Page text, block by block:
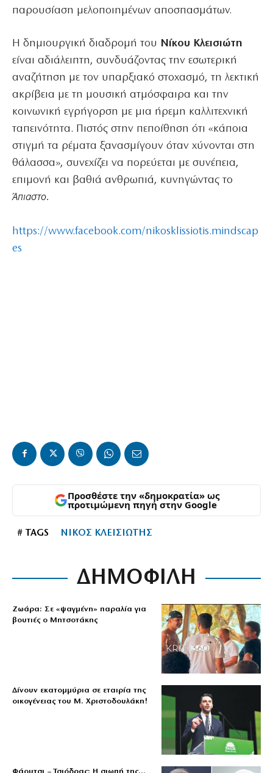
παρουσίαση μελοποιημένων αποσπασμάτων.
Η δημιουργική διαδρομή του Νίκου Κλεισιώτη
είναι αδιάλειπτη, συνδυάζοντας την εσωτερική
αναζήτηση με τον υπαρξιακό στοχασμό, τη λεκτική
ακρίβεια με τη μουσική ατμόσφαιρα και την
κοινωνική εγρήγορση με μια ήρεμη καλλιτεχνική
ταπεινότητα. Πιστός στην πεποίθηση ότι «κάποια
στιγμή τα ρέματα ξανασμίγουν όταν χύνονται στη
θάλασσα», συνεχίζει να πορεύεται με συνέπεια,
επιμονή και βαθιά ανθρωπιά, κυνηγώντας το
Άπιαστο.
https://www.facebook.com/nikosklissiotis.mindscap
es
Προσθέστε την «δημοκρατία» ως
προτιμώμενη πηγή στην Google
# TAGS ΝΙΚΟΣ ΚΛΕΙΣΙΩΤΗΣ
ΔΗΜΟΦΙΛΗ
Ζωάρα: Σε «ψαγμένη» παραλία για
βουτιές ο Μητσοτάκης
Δίνουν εκατομμύρια σε εταιρία της
οικογένειας του Μ. Χριστοδουλάκη!